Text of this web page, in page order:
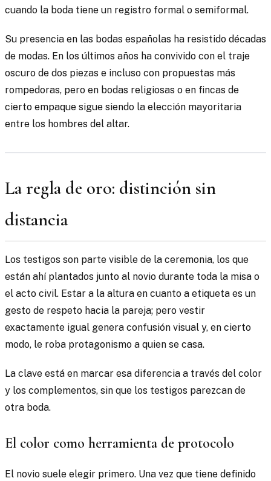
cuando la boda tiene un registro formal o semiformal.
Su presencia en las bodas españolas ha resistido décadas
de modas. En los últimos años ha convivido con el traje
oscuro de dos piezas e incluso con propuestas más
rompedoras, pero en bodas religiosas o en fincas de
cierto empaque sigue siendo la elección mayoritaria
entre los hombres del altar.
La regla de oro: distinción sin
distancia
Los testigos son parte visible de la ceremonia, los que
están ahí plantados junto al novio durante toda la misa o
el acto civil. Estar a la altura en cuanto a etiqueta es un
gesto de respeto hacia la pareja; pero vestir
exactamente igual genera confusión visual y, en cierto
modo, le roba protagonismo a quien se casa.
La clave está en marcar esa diferencia a través del color
y los complementos, sin que los testigos parezcan de
otra boda.
El color como herramienta de protocolo
El novio suele elegir primero. Una vez que tiene definido